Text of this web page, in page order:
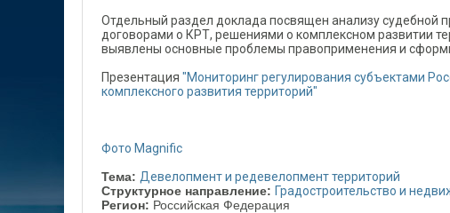
Отдельный раздел доклада посвящен анализу судебной
договорами о КРТ, решениями о комплексном развитии
выявлены основные проблемы правоприменения и
Презентация "Мониторинг регулирования субъектами
комплексного развития территорий"
Фото Magnific
Тема: Девелопмент и редевелопмент территорий
Структурное направление: Градостроительство и
Регион: Российская Федерация